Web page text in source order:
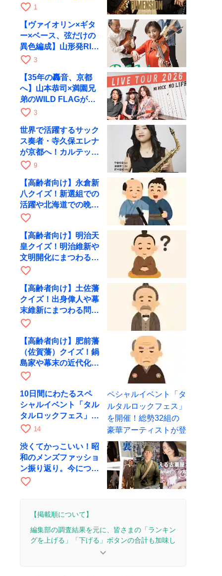
月11日に京都RAGへ
favorite_border 1
【ヴァイオリン×ギタ
ー×ベース、弦だけの
異色編成】山形発RIM
が初全国ツアーで8月
favorite_border 3
【35年の轟音、京都
へ】山本恭司×満園兄
弟のWILD FLAGが8
月6日にRAGでライブ
favorite_border 3
世界で活躍するサック
ス奏者・寺久保エレナ
が京都へ！カルテッ
ト・ツアー京都公演を
favorite_border 9
【高齢者向け】永倉新
八クイズ！新選組での
活躍や北海道での晩年
を出題
favorite_border
【高齢者向け】明治天
皇クイズ！明治維新や
文明開化にまつわる問
題を出題
favorite_border
【高齢者向け】土佐藩
クイズ！出身偉人や幕
末維新にまつわる問題
を出題
favorite_border
【高齢者向け】肥前藩
（佐賀藩）クイズ！鍋
島家や幕末の近代化に
まつわる問題
favorite_border
10日間にわたるスペ
シャルイベント「タル
タルロックフェス」を
開催！総勢32組の豪
favorite_border 14
渋くてかっこいい！昭
和のメンズファッショ
ン振り返り。今につな
がる粋な装い
favorite_border
【掲載順について】
編集部の調査結果を元に、皆さまの「ランキン
グを上げる」「下げる」ボタンの合計も加味し
keyboard_arrow_down